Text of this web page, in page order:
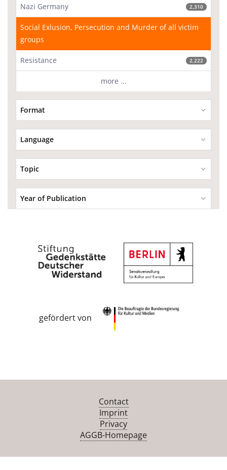
Nazi Germany 2,310
Social Exlusion, Persecution and Murder of all victim
groups
Resistance 2,222
more ...
Format
Language
Topic
Year of Publication
gefördert von
Contact
Imprint
Privacy
AGGB-Homepage